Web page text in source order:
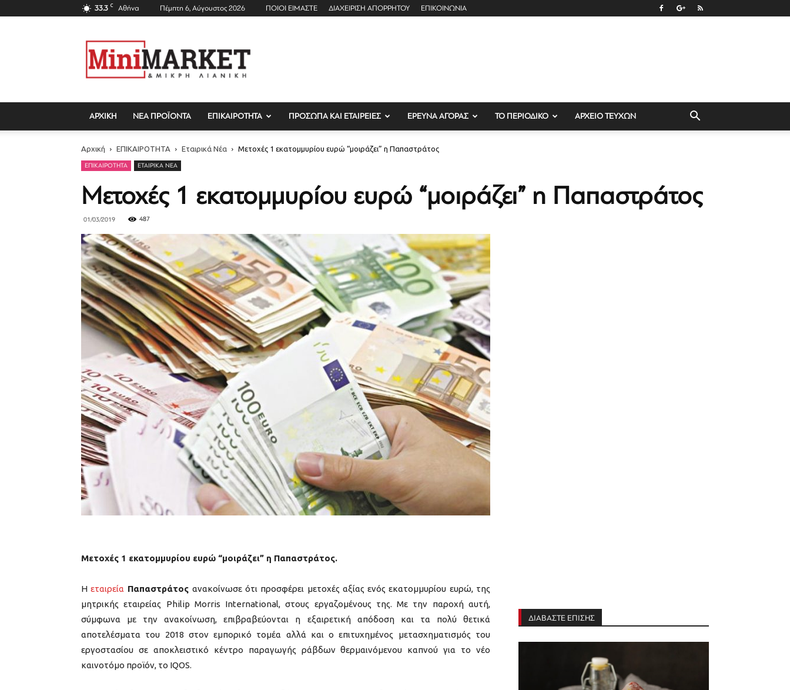
33.3 C Αθήνα Πέμπτη 6, Αύγουστος 2026 ΠΟΙΟΙ ΕΙΜΑΣΤΕ ΔΙΑΧΕΙΡΙΣΗ ΑΠΟΡΡΗΤΟΥ ΕΠΙΚΟΙΝΩΝΙΑ
Mini
Market
Magazine
ΑΡΧΙΚΗ ΝΕΑ ΠΡΟΪΟΝΤΑ ΕΠΙΚΑΙΡΟΤΗΤΑ ΠΡΟΣΩΠΑ ΚΑΙ ΕΤΑΙΡΕΙΕΣ ΕΡΕΥΝΑ ΑΓΟΡΑΣ ΤΟ ΠΕΡΙΟΔΙΚΟ ΑΡΧΕΙΟ ΤΕΥΧΩΝ
Αρχική ΕΠΙΚΑΙΡΟΤΗΤΑ Εταιρικά Νέα Μετοχές 1 εκατομμυρίου ευρώ “μοιράζει” η Παπαστράτος
ΕΠΙΚΑΙΡΟΤΗΤΑ ΕΤΑΙΡΙΚΆ ΝΈΑ
Μετοχές 1 εκατομμυρίου ευρώ “μοιράζει” η Παπαστράτος
01/03/2019 487
Μετοχές 1 εκατομμυρίου ευρώ “μοιράζει” η Παπαστράτος.
Ηεταιρεία Παπαστράτος ανακοίνωσε ότι προσφέρει μετοχές αξίας ενός εκατομμυρίου ευρώ, της
μητρικής εταιρείας Philip Morris International, στους εργαζομένους της. Με την παροχή αυτή,
σύμφωνα με την ανακοίνωση, επιβραβεύονται η εξαιρετική απόδοση και τα πολύ θετικά
αποτελέσματα του 2018 στον εμπορικό τομέα αλλά και ο επιτυχημένος μετασχηματισμός του
εργοστασίου σε αποκλειστικό κέντρο παραγωγής ράβδων θερμαινόμενου καπνού για το νέο
καινοτόμο προϊόν, το IQOS.
ΔΙΑΒΑΣΤΕ ΕΠΙΣΗΣ